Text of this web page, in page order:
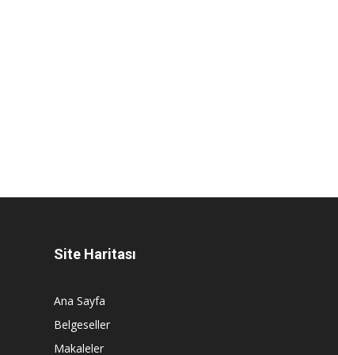
Site Haritası
Ana Sayfa
Belgeseller
Makaleler